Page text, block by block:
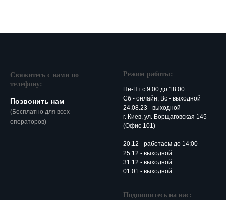
Свяжитесь с нами по
телефону:
Позвонить нам
(Бесплатно для всех
операторов)
Режим работы:
Пн-Пт с 9:00 до 18:00
Сб - онлайн, Вс - выходной
24.08.23 - выходной
г. Киев, ул. Борщаговская 145
(Офис 101)
20.12 - работаем до 14:00
25.12 - выходной
31.12 - выходной
01.01 - выходной
Подпишитесь на нас: